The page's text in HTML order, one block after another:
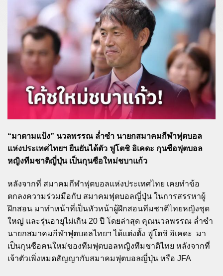
“มาดามแป้ง” นวลพรรณ ล่ำซำ นายกสมาคมกีฬาฟุตบอล
แห่งประเทศไทยฯ ยืนยันได้ตัว ฟูโตชิ อิเคดะ กุนซือฟุตบอล
หญิงทีมชาติญี่ปุ่น เป็นกุนซือใหม่ชบาแก้ว
หลังจากที่ สมาคมกีฬาฟุตบอลแห่งประเทศไทย เคยทำข้อ
ตกลงความร่วมมือกับ สมาคมฟุตบอลญี่ปุ่น ในการสรรหาผู้
ฝึกสอน มาทำหน้าที่เป็นหัวหน้าผู้ฝึกสอนทีมชาติไทยหญิงชุด
ใหญ่ และรุ่นอายุไม่เกิน 20 ปี โดยล่าสุด คุณนวลพรรณ ล่ำซำ
นายกสมาคมกีฬาฟุตบอลไทยฯ ได้แต่งตั้ง ฟูโตชิ อิเคดะ มา
เป็นกุนซือคนใหม่ของทีมฟุตบอลหญิงทีมชาติไทย หลังจากที่
เจ้าตัวเพิ่งหมดสัญญากับสมาคมฟุตบอลญี่ปุ่น หรือ JFA